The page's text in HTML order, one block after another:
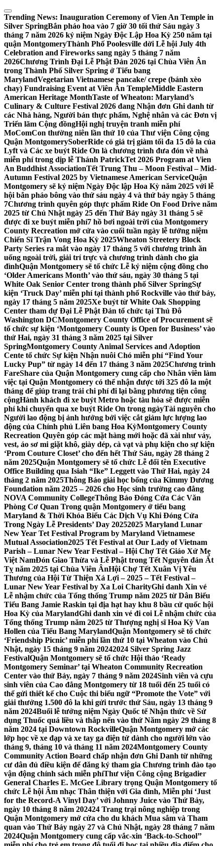
Skip
to
content
Trending News: Inauguration Ceremony of Vien An Temple in
Silver SpringBắn pháo hoa vào 7 giờ 30 tối thứ Sáu ngày 3
tháng 7 năm 2026 kỷ niệm Ngày Độc Lập Hoa Kỳ 250 năm tại
quận MontgomeryThành Phố Poolesville dời Lễ hội July 4th
Celebration and Fireworks sang ngày 5 tháng 7 năm
2026Chương Trình Đại Lễ Phật Đản 2026 tại Chùa Viên Ân
trong Thành Phố Silver Spring ở Tiểu bang
MarylandVegetarian Vietnamese pancake/ crepe (bánh xèo
chay) Fundraising Event at Viên Ân TempleMiddle Eastern
American Heritage MonthTaste of Wheaton: Maryland’s
Culinary & Culture Festival 2026 đang Nhận đơn Ghi danh từ
các Nhà hàng, Người bán thực phẩm, Nghệ nhân và các Đơn vị
Triển lãm Cộng đồngHội nghị truyện tranh miễn phí
MoComCon thường niên lần thứ 10 của Thư viện Công cộng
Quận MontgomerySoberRide có giá trị giảm tối đa 15 đô la của
Lyft và Các xe buýt Ride On là chương trình đưa đón về nhà
miễn phí trong dịp lễ Thánh PatrickTet 2026 Program at Vien
An Buddhist AssociationTết Trung Thu – Moon Festival – Mid-
Autumn Festival 2025 by Vietnamese American ServiceQuận
Montgomery sẽ kỷ niệm Ngày Độc lập Hoa Kỳ năm 2025 với lễ
hội bắn pháo bông vào thứ sáu ngày 4 và thứ bảy ngày 5 tháng
7Chương trình quyên góp thực phẩm Ride On Food Drive năm
2025 từ Chủ Nhật ngày 25 đến Thứ Bảy ngày 31 tháng 5 sẽ
được đi xe buýt miễn phí7 hồ bơi ngoài trời của Montgomery
County Recreation mở cửa vào cuối tuần ngày lễ tưởng niệm
Chiến Sĩ Trận Vong Hoa Kỳ 2025Wheaton Streetery Block
Party Series ra mắt vào ngày 17 tháng 5 với chương trình ăn
uống ngoài trời, giải trí trực và chương trình dành cho gia
đìnhQuận Montgomery sẽ tổ chức Lễ kỷ niệm cộng đồng cho
‘Older Americans Month’ vào thứ sáu, ngày 30 tháng 5 tại
White Oak Senior Center trong thành phố Silver SpringSự
kiện ‘Truck Day’ miễn phí tại thành phố Rockville vào thứ bảy,
ngày 17 tháng 5 năm 2025Xe buýt từ White Oak Shopping
Center tham dự Đại Lễ Phật Đản tổ chức tại Thủ Đô
Washington DCMontgomery County Office of Procurement sẽ
tổ chức sự kiện ‘Montgomery County is Open for Business’ vào
thứ Hai, ngày 31 tháng 3 năm 2025 tại Silver
SpringMontgomery County Animal Services and Adoption
Cente tổ chức Sự kiện Nhận nuôi Chó miễn phí “Find Your
Lucky Pup” từ ngày 14 đến 17 tháng 3 năm 2025Chương trình
FareShare của Quận Montgomery cung cấp cho Nhân viên làm
việc tại Quận Montgomery có thể nhận được tới 325 đô la một
tháng để giúp trang trải chi phí đi lại bằng phương tiện công
cộngHành khách đi xe buýt Metro hoặc tàu hỏa sẽ được miễn
phí khi chuyển qua xe buýt Ride On trong ngàyTài nguyên cho
Người lao động bị ảnh hưởng bởi việc cắt giảm lực lượng lao
động của Chính phủ Liên bang Hoa KỳMontgomery County
Recreation Quyên góp các mặt hàng mới hoặc đã xài như váy,
vest, áo sơ mi giặt khô, giày dép, cà vạt và phụ kiện cho sự kiện
‘Prom Couture Closet’ cho đến hết Thứ Sáu, ngày 28 tháng 2
năm 2025Quận Montgomery sẽ tổ chức Lễ đổi tên Executive
Office Building qua Isiah “Ike” Leggett vào Thứ Hai, ngày 24
tháng 2 năm 2025Thông Báo giải học bổng của Kimmy Dương
Foundation năm 2025 – 2026 cho Học sinh trường cao đẳng
NOVA Community CollegeThông Báo Đóng Cửa Các Văn
Phòng Cơ Quan Trong quận Montgomery ở tiểu bang
Maryland & Thời Khóa Biểu Các Dịch Vụ Khi Đóng Cửa
Trong Ngày Lễ Presidents’ Day 20252025 Maryland Lunar
New Year Tet Festival Program by Maryland Vietnamese
Mutual Association2025 Tết Festival at Our Lady of Vietnam
Parish – Lunar New Year Festival – Hội Chợ Tết Giáo Xứ Mẹ
Việt NamĐón Giao Thừa và Lễ Phật trong Tết Nguyên đán Ất
Tỵ năm 2025 tại Chùa Viên ÂnHội Chợ Tết Xuân Vị Yêu
Thương của Hội Từ Thiện Xá Lợi – 2025 – Tết Festival –
Lunar New Year Festival by Xa Loi CharityGhi danh Xin vé
Lễ nhậm chức của Tổng thống Trump năm 2025 từ Dân Biểu
Tiểu Bang Jamie Raskin tại địa hạt hay khu 8 bầu cử quốc hội
Hoa Kỳ của MarylandGhi danh xin vé đi coi Lễ nhậm chức của
Tổng thống Trump năm 2025 từ Thượng nghị sĩ Hoa Kỳ Van
Hollen của Tiểu Bang MarylandQuận Montgomery sẽ tổ chức
‘Friendship Picnic’ miễn phí lần thứ 10 tại Wheaton vào Chủ
Nhật, ngày 15 tháng 9 năm 20242024 Silver Spring Jazz
FestivalQuận Montgomery sẽ tổ chức Hội thảo ‘Ready
Montgomery Seminar’ tại Wheaton Community Recreation
Center vào thứ Bảy, ngày 7 tháng 9 năm 2024Sinh viên và cựu
sinh viên của Cao đẳng Montgomery từ 18 tuổi đến 25 tuổi có
thể gửi thiết kế cho Cuộc thi biểu ngữ “Promote the Vote” với
giải thưởng 1.500 đô la khi gửi trước thứ Sáu, ngày 13 tháng 9
năm 2024Buổi lễ tưởng niệm Ngày Quốc tế Nhận thức về Sử
dụng Thuốc quá liều và thắp nến vào thứ Năm ngày 29 tháng 8
năm 2024 tại Downtown RockvilleQuận Montgomery mở các
lớp học về xe đạp và xe tay ga điện tử dành cho người lớn vào
tháng 9, tháng 10 và tháng 11 năm 2024Montgomery County
Community Action Board chấp nhận đơn Ghi Danh từ những
cư dân đủ điều kiện để đăng ký tham gia Chương trình đào tạo
vận động chính sách miễn phíThư viện Công cộng Brigadier
General Charles E. McGee Library trọng Quận Montgomery tổ
chức Lễ hội Âm nhạc Thân thiện với Gia đình, Miễn phí ‘Just
for the Record-A Vinyl Day’ với Johnny Juice vào Thứ Bảy,
ngày 10 tháng 8 năm 202424 Trang trại nông nghiệp trong
Quận Montgomery mở cửa cho du khách Mua sắm và Tham
quan vào Thứ Bảy ngày 27 và Chủ Nhật, ngày 28 tháng 7 năm
2024Quận Montgomery cung cấp vắc-xin ‘Back-to-School’’